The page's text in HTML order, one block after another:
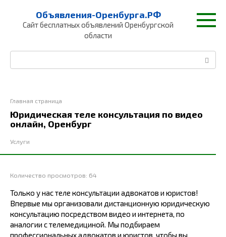
контенту
Объявления-Оренбурга.РФ
Сайт бесплатных объявлений Оренбургской
области
Главная страница
Юридическая теле консультация по видео
онлайн, Оренбург
Услуги
Количество просмотров: 64
Только у нас теле консультации адвокатов и юристов!
Впервые мы организовали дистанционную юридическую
консультацию посредством видео и интернета, по
аналогии с телемедициной. Мы подбираем
профессиональных адвокатов и юристов, чтобы вы